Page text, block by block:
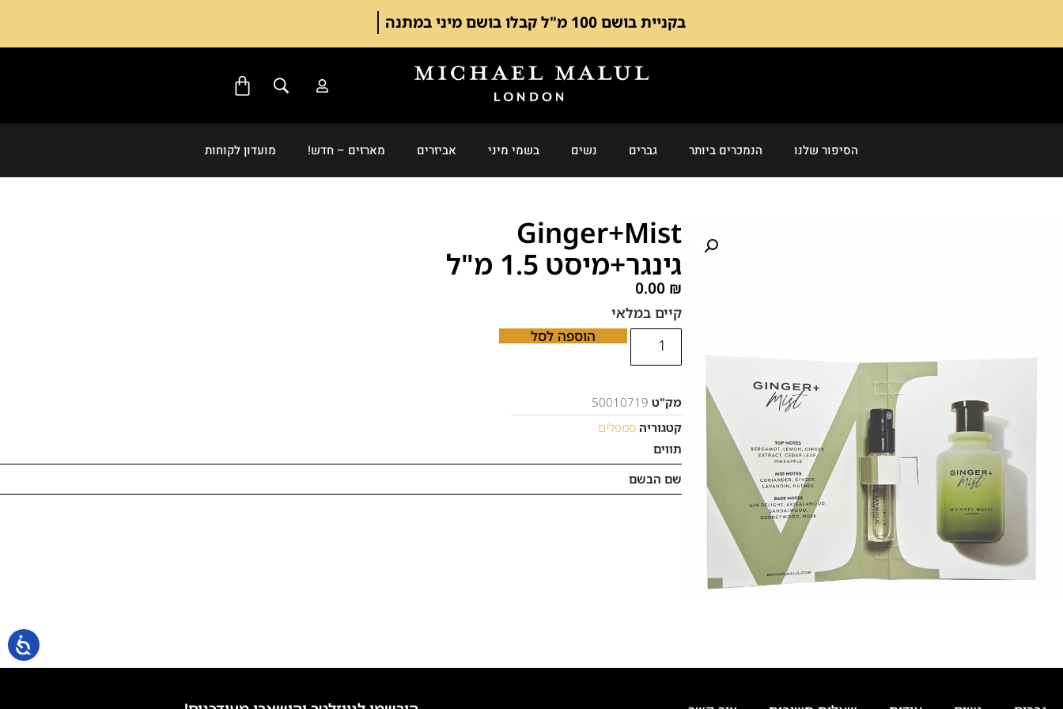
בקניית בושם 100 מ"ל קבלו בושם מיני במתנה
הסיפור שלנו הנמכרים ביותר גברים נשים בשמי מיני אביזרים מארזים – חדש! מועדון לקוחות
Ginger+Mist
גינגר+מיסט 1.5 מ"ל
0.00 ₪
קיים במלאי
הוספה לסל
מק"ט 50010719
קטגוריה סמפלים
תווים
שם הבשם